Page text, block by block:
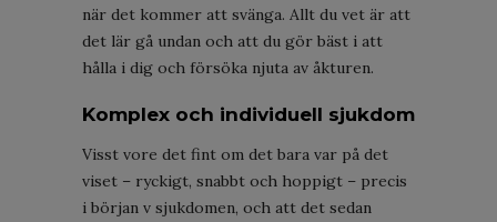
när det kommer att svänga. Allt du vet är att
det lär gå undan och att du gör bäst i att
hålla i dig och försöka njuta av åkturen.
Komplex och individuell sjukdom
Visst vore det fint om det bara var på det
viset – ryckigt, snabbt och hoppigt – precis
i början v sjukdomen, och att det sedan